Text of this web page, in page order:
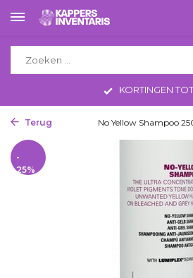
KORTINGEN
Terug No Yellow Shampoo
-
25%